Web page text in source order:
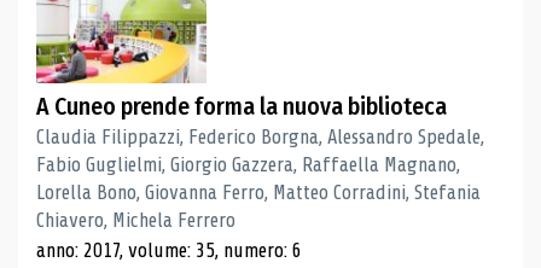
A Cuneo prende forma la nuova biblioteca
Claudia Filippazzi, Federico Borgna, Alessandro Spedale,
Fabio Guglielmi, Giorgio Gazzera, Raffaella Magnano,
Lorella Bono, Giovanna Ferro, Matteo Corradini, Stefania
Chiavero, Michela Ferrero
anno: 2017, volume: 35, numero: 6